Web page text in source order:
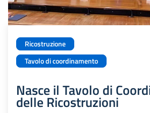
Ricostruzione
Tavolo di coordinamento
Nasce il Tavolo di
delle Ricostruzioni